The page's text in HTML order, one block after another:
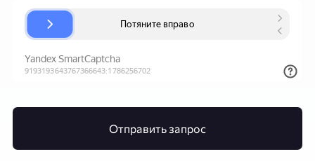
Отправить запрос